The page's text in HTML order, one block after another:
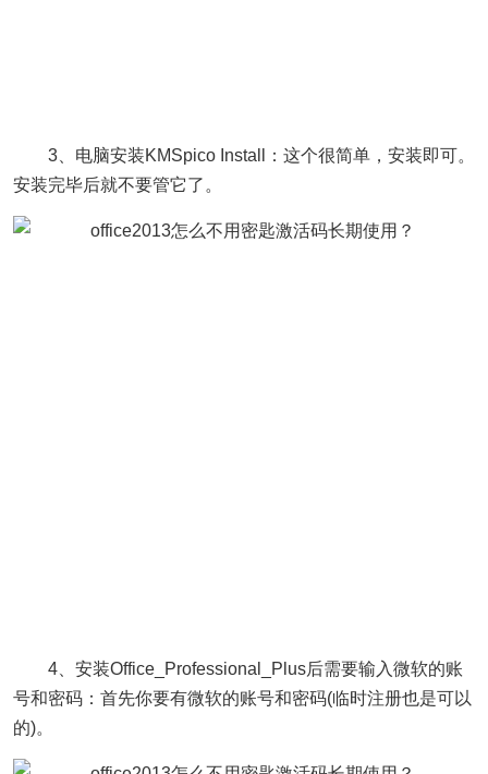
3、电脑安装KMSpico Install：这个很简单，安装即可。
安装完毕后就不要管它了。
4、安装Office_Professional_Plus后需要输入微软的账
号和密码：首先你要有微软的账号和密码(临时注册也是可以
的)。